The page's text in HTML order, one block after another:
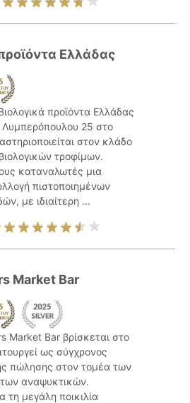
Ελλάδας
προϊόντα Ελλάδας
Λυμπερόπουλου 25 στο
στον κλάδο
τροφίμων.
καταναλωτές μια
πιστοποιημένων
με ιδιαίτερη ...
Market Bar
Market Bar βρίσκεται στο
ως σύγχρονος
πώλησης στον τομέα των
αναψυκτικών.
τη μεγάλη ποικιλία